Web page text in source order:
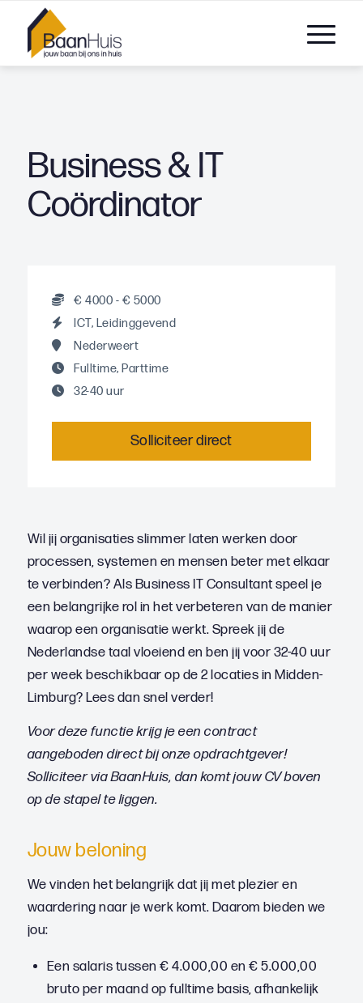
Business & IT
Coördinator
€ 4000 - € 5000
ICT, Leidinggevend
Nederweert
Fulltime, Parttime
32-40 uur
Solliciteer direct
Wil jij organisaties slimmer laten werken door
processen, systemen en mensen beter met elkaar
te verbinden? Als Business IT Consultant speel je
een belangrijke rol in het verbeteren van de manier
waarop een organisatie werkt. Spreek jij de
Nederlandse taal vloeiend en ben jij voor 32-40 uur
per week beschikbaar op de 2 locaties in Midden-
Limburg? Lees dan snel verder!
Voor deze functie krijg je een contract
aangeboden direct bij onze opdrachtgever!
Solliciteer via BaanHuis, dan komt jouw CV boven
op de stapel te liggen.
Jouw beloning
We vinden het belangrijk dat jij met plezier en
waardering naar je werk komt. Daarom bieden we
jou:
Een salaris tussen € 4.000,00 en € 5.000,00
bruto per maand op fulltime basis, afhankelijk